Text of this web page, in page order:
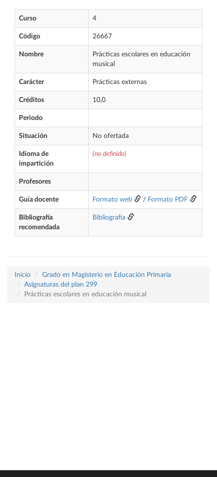
Curso 4
Código 26667
Nombre
Prácticas escolares en educación
musical
Carácter Prácticas externas
Créditos 10,0
Periodo
Situación No ofertada
Idioma de
impartición
(no definido)
Profesores
Guía docente Formato web / Formato PDF
Bibliografía
recomendada
Bibliografía
Inicio
Grado en Magisterio en Educación Primaria
Asignaturas del plan 299
Prácticas escolares en educación musical